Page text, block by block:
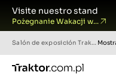
Visite nuestro stand
Pożegnanie Wakacji w...
Salón de exposiciónTraktor.com.pl